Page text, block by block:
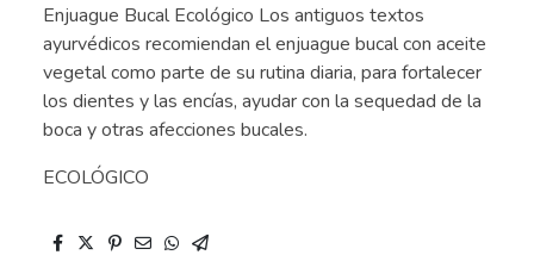
Enjuague Bucal Ecológico Los antiguos textos
ayurvédicos recomiendan el enjuague bucal con aceite
vegetal como parte de su rutina diaria, para fortalecer
los dientes y las encías, ayudar con la sequedad de la
boca y otras afecciones bucales.
ECOLÓGICO